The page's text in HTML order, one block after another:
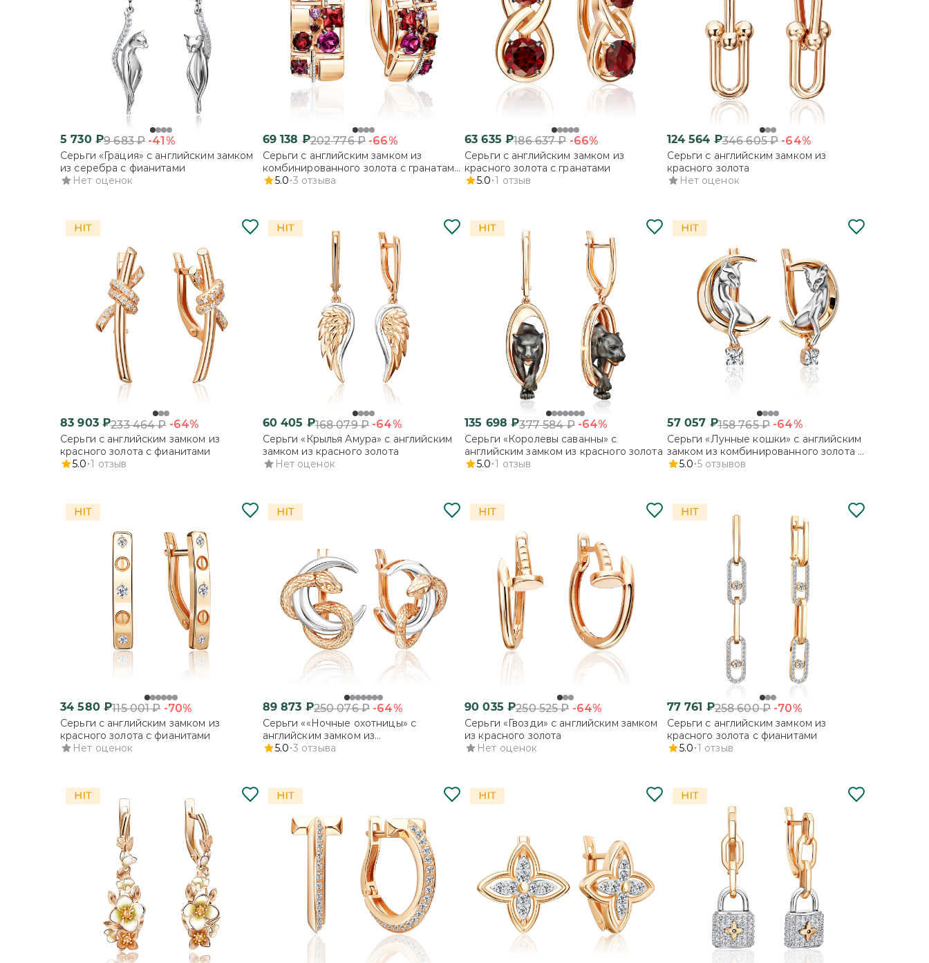
5 730₽9 683₽ -41%
Серьги «Грация» с английским замком
из серебра с фианитами
Нет оценок
69 138 ₽202 776₽ -66%
Серьги с английским замком из
комбинированного золота с гранатами
и аметистами
5.0 3 отзыва
63 635 ₽186 637₽ -66%
Серьги с английским замком из
красного золота с гранатами
5.0 1 отзыв
124 564 ₽346 605₽ -64%
Серьги с английским замком из
красного золота
Нет оценок
83 903₽233 464₽ -64%
Серьги с английским замком из
красного золота с фианитами
5.0 1 отзыв
60 405 ₽168 079₽ -64%
Серьги «Крылья Амура» с английским
замком из красного золота
Нет оценок
135 698 ₽377 584₽ -64%
Серьги «Королевы саванны» с
английским замком из красного золота
5.0 1 отзыв
57 057 ₽158 765₽ -64%
Серьги «Лунные кошки» с английским
замком из комбинированного золота с
фианитом
5.0 5 отзывов
34 580₽115 001₽ -70%
Серьги с английским замком из
красного золота с фианитами
Нет оценок
89 873 ₽250 076₽ -64%
Серьги ««Ночные охотницы» с
английским замком из
комбинированного золота
5.0 3 отзыва
90 035 ₽250 525₽ -64%
Серьги «Гвозди» с английским замком
из красного золота
Нет оценок
77 761 ₽258 600₽ -70%
Серьги с английским замком из
красного золота с фианитами
5.0 1 отзыв